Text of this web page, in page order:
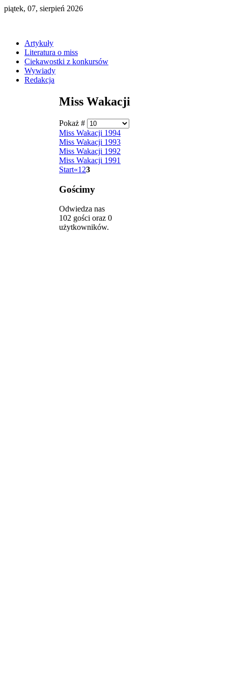
piątek, 07, sierpień 2026
Artykuły
Literatura o miss
Ciekawostki z konkursów
Wywiady
Redakcja
Miss Wakacji
Pokaż #
Miss Wakacji 1994
Miss Wakacji 1993
Miss Wakacji 1992
Miss Wakacji 1991
Start«1 23
Gościmy
Odwiedza nas
102 gości oraz 0
użytkowników.